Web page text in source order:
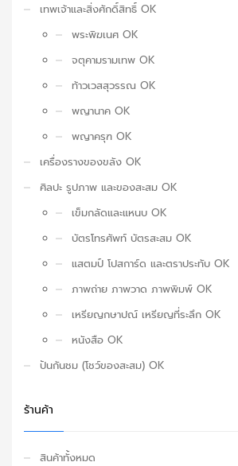
เทพเจ้าและสิ่งศักดิ์สิทธิ์ OK
พระพิฆเนศ OK
จตุคามรามเทพ OK
ท้าวเวสสุวรรณ OK
พญานาค OK
พญาครุฑ OK
เครื่องรางของขลัง OK
ศิลปะ รูปภาพ และของสะสม OK
เข็มกลัดและแหนบ OK
บัตรโทรศัพท์ บัตรสะสม OK
แสตมป์ โปสการ์ด และตราประทับ OK
ภาพถ่าย ภาพวาด ภาพพิมพ์ OK
เหรียญกษาปณ์ เหรียญที่ระลึก OK
หนังสือ OK
ปันกันชม (โชว์ของสะสม) OK
ร้านค้า
สินค้าทั้งหมด